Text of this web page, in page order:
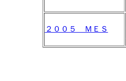
２００５ ＭＥＳ